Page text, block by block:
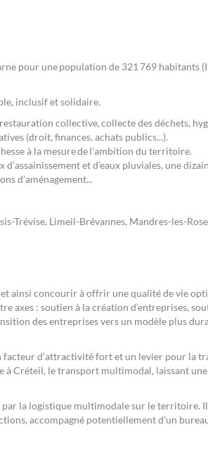
pour une population de 321 769 habitants
inclusif et solidaire.
collective, collecte des déchets,
(droit, finances, achats publics...).
à la mesure de l'ambition du territoire.
et d’eaux pluviales, une
d’aménagement...
Trévise, Limeil-Brévannes, Mandres-les-
ainsi concourir à offrir une qualité de vie
axes : soutien à la création d’entreprises,
des entreprises vers un modèle plus
facteur d’attractivité fort et un levier pour la
à Créteil, le transport multimodal, laissant
la logistique multimodale sur le territoire.
accompagné potentiellement d’un bureau